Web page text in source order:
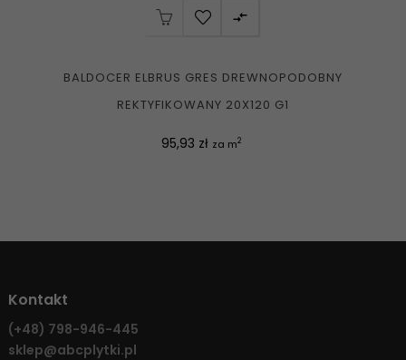

BALDOCER ELBRUS GRES DREWNOPODOBNY
REKTYFIKOWANY 20X120 G1
Cena
95,93 zł za m2
Kontakt
(+48) 798-946-445
sklep@abcplytki.pl